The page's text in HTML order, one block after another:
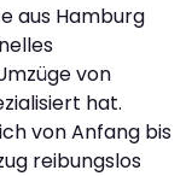
aus Hamburg
von
hat.
von Anfang bis
reibungslos